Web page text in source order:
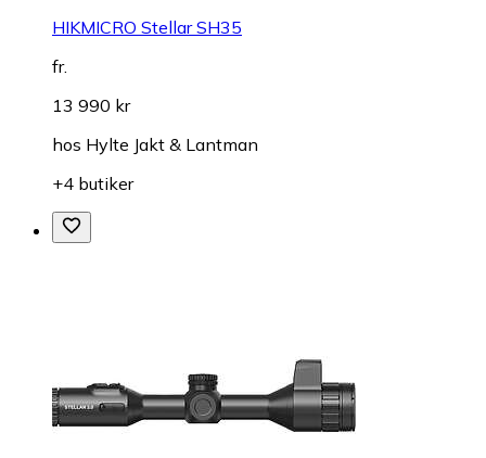
HIKMICRO Stellar SH35
fr.
13 990 kr
hos Hylte Jakt & Lantman
+4 butiker